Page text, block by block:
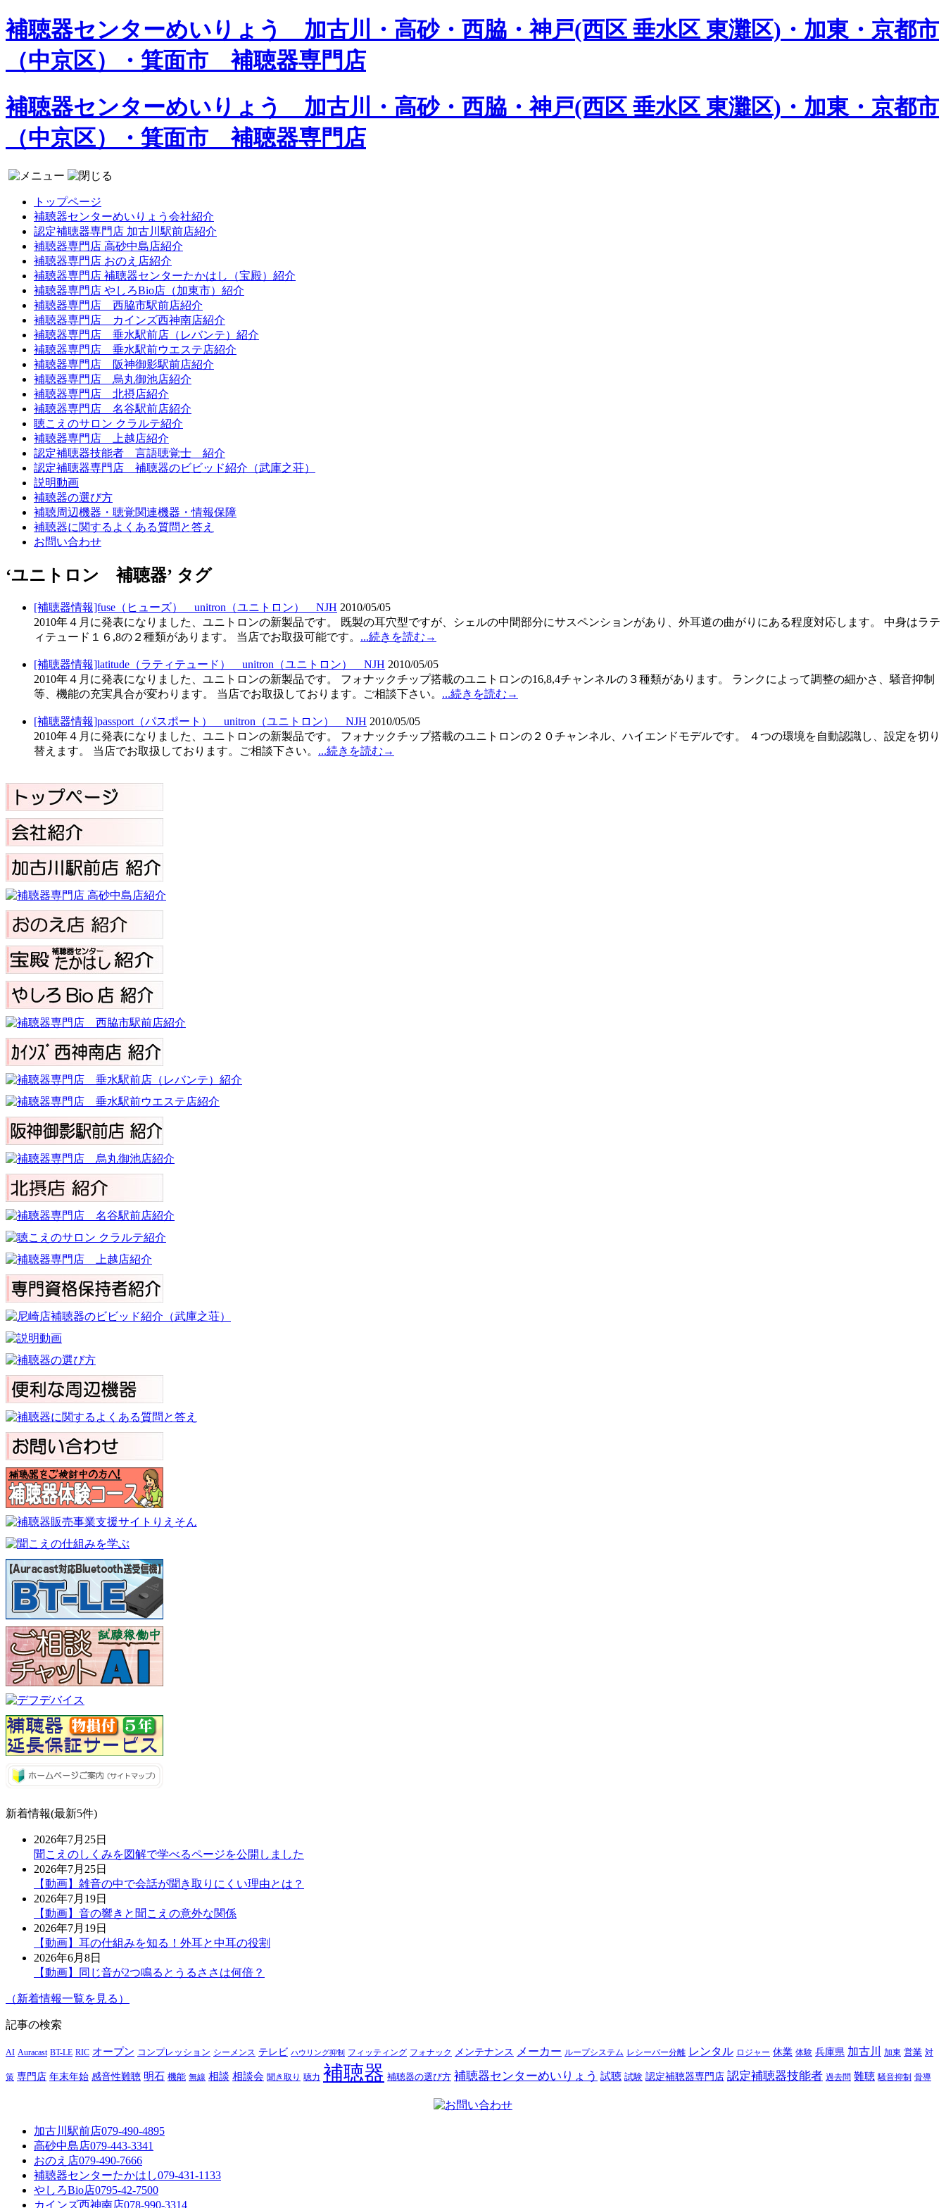
補聴器センターめいりょう 加古川・高砂・西脇・神戸(西区 垂水区 東灘区)・加東・京都市
（中京区）・箕面市 補聴器専門店
補聴器センターめいりょう 加古川・高砂・西脇・神戸(西区 垂水区 東灘区)・加東・京都市
（中京区）・箕面市 補聴器専門店
トップページ
補聴器センターめいりょう会社紹介
認定補聴器専門店 加古川駅前店紹介
補聴器専門店 高砂中島店紹介
補聴器専門店 おのえ店紹介
補聴器専門店 補聴器センターたかはし（宝殿）紹介
補聴器専門店 やしろBio店（加東市）紹介
補聴器専門店 西脇市駅前店紹介
補聴器専門店 カインズ西神南店紹介
補聴器専門店 垂水駅前店（レバンテ）紹介
補聴器専門店 垂水駅前ウエステ店紹介
補聴器専門店 阪神御影駅前店紹介
補聴器専門店 烏丸御池店紹介
補聴器専門店 北摂店紹介
補聴器専門店 名谷駅前店紹介
聴こえのサロン クラルテ紹介
補聴器専門店 上越店紹介
認定補聴器技能者 言語聴覚士 紹介
認定補聴器専門店 補聴器のビビッド紹介（武庫之荘）
説明動画
補聴器の選び方
補聴周辺機器・聴覚関連機器・情報保障
補聴器に関するよくある質問と答え
お問い合わせ
‘ユニトロン 補聴器’ タグ
[補聴器情報]fuse（ヒューズ）＿unitron（ユニトロン）＿NJH 2010/05/05
2010年４月に発表になりました、ユニトロンの新製品です。 既製の耳穴型ですが、シェルの中間部分にサスペンションがあり、外耳道の曲がりにある程度対応します。 中身はラテ
ィテュード１６,8の２種類があります。 当店でお取扱可能です。 ...続きを読む→
[補聴器情報]latitude（ラティテュード）＿unitron（ユニトロン）＿NJH 2010/05/05
2010年４月に発表になりました、ユニトロンの新製品です。 フォナックチップ搭載のユニトロンの16,8,4チャンネルの３種類があります。 ランクによって調整の細かさ、騒音抑制
等、機能の充実具合が変わります。 当店でお取扱しております。ご相談下さい。 ...続きを読む→
[補聴器情報]passport（パスポート）＿unitron（ユニトロン）＿NJH 2010/05/05
2010年４月に発表になりました、ユニトロンの新製品です。 フォナックチップ搭載のユニトロンの２０チャンネル、ハイエンドモデルです。 ４つの環境を自動認識し、設定を切り
替えます。 当店でお取扱しております。ご相談下さい。 ...続きを読む→
新着情報(最新5件)
2026年7月25日
聞こえのしくみを図解で学べるページを公開しました
2026年7月25日
【動画】雑音の中で会話が聞き取りにくい理由とは？
2026年7月19日
【動画】音の響きと聞こえの意外な関係
2026年7月19日
【動画】耳の仕組みを知る！外耳と中耳の役割
2026年6月8日
【動画】同じ音が2つ鳴るとうるささは何倍？
（新着情報一覧を見る）
記事の検索
AI Auracast BT-LE RIC オープン コンプレッション シーメンス テレビ ハウリング抑制 フィッティング フォナック メンテナンス メーカー ループシステム レシーバー分離 レンタル ロジャー 休業 体験 兵庫県 加古川 加東 営業 対
策 専門店 年末年始 感音性難聴 明石 機能 無線 相談 相談会 聞き取り 聴力 補聴器 補聴器の選び方 補聴器センターめいりょう 試聴 試験 認定補聴器専門店 認定補聴器技能者 過去問 難聴 騒音抑制 骨導
加古川駅前店079-490-4895
高砂中島店079-443-3341
おのえ店079-490-7666
補聴器センターたかはし079-431-1133
やしろBio店0795-42-7500
カインズ西神南店078-990-3314